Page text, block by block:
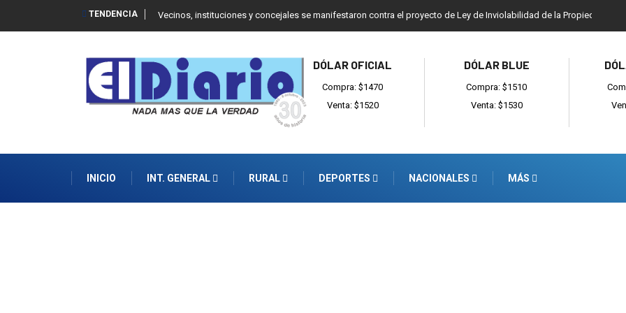
TENDENCIA Vecinos, instituciones y concejales se manifestaron contra el proyecto de Ley de Inviolabilidad de la Propiedad
DÓLAR OFICIAL
Compra: $1470
Venta: $1520
DÓLAR BLUE
Compra: $1510
Venta: $1530
INICIO INT. GENERAL RURAL DEPORTES NACIONALES MÁS